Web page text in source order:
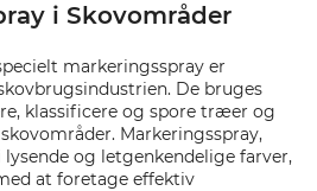
i Skovområder
markeringsspray er
De bruges
klassificere og spore træer og
Markeringsspray,
og letgenkendelige farver,
at foretage effektiv